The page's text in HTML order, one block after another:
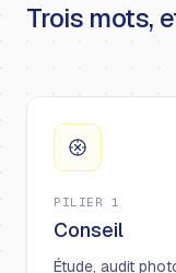
Trois mots,
PILIER 1
Conseil
Étude, audit